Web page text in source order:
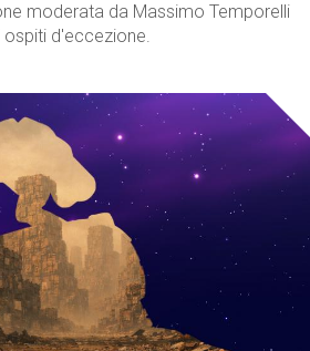
moderata da Massimo Temporelli
d'eccezione.